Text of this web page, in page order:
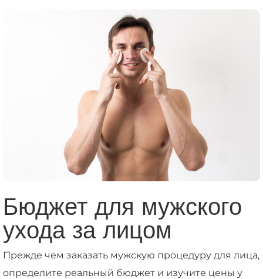
Бюджет для мужского
ухода за лицом
Прежде чем заказать мужскую процедуру для лица,
определите реальный бюджет и изучите цены у